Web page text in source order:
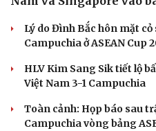
Lý do Đình Bắc hôn mặt
Campuchia ở ASEAN Cup
HLV Kim Sang Sik tiết lộ
Việt Nam 3-1 Campuchia
Toàn cảnh: Họp báo sau
Campuchia vòng bảng